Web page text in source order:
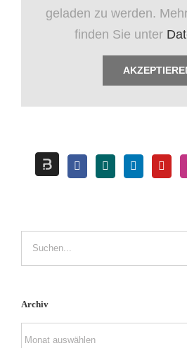
geladen zu werden.
finden Sie unter
Archiv